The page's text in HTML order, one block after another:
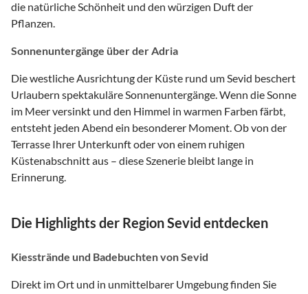
die natürliche Schönheit und den würzigen Duft der
Pflanzen.
Sonnenuntergänge über der Adria
Die westliche Ausrichtung der Küste rund um Sevid beschert
Urlaubern spektakuläre Sonnenuntergänge. Wenn die Sonne
im Meer versinkt und den Himmel in warmen Farben färbt,
entsteht jeden Abend ein besonderer Moment. Ob von der
Terrasse Ihrer Unterkunft oder von einem ruhigen
Küstenabschnitt aus – diese Szenerie bleibt lange in
Erinnerung.
Die Highlights der Region Sevid entdecken
Kiesstrände und Badebuchten von Sevid
Direkt im Ort und in unmittelbarer Umgebung finden Sie